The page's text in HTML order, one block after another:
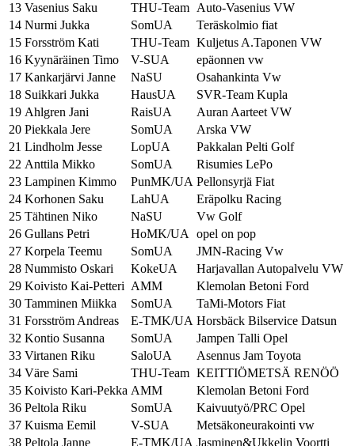
13 Vasenius Saku THU-Team Auto-Vasenius VW
14 Nurmi Jukka SomUA
Teräskolmio fiat
15 Forsström Kati THU-Team Kuljetus A.Taponen VW
16 Kyynäräinen Timo V-SUA
epäonnen vw
17 Kankarjärvi Janne NaSU
Osahankinta Vw
18 Suikkari Jukka HausUA
SVR-Team Kupla
19 Ahlgren Jani RaisUA
Auran Aarteet VW
20 Piekkala Jere SomUA
Arska VW
21 Lindholm Jesse LopUA
Pakkalan Pelti Golf
22 Anttila Mikko SomUA
Risumies LePo
23 Lampinen Kimmo PunMK/UA Pellonsyrjä Fiat
24 Korhonen Saku LahUA
Eräpolku Racing
25 Tähtinen Niko NaSU
Vw Golf
26 Gullans Petri HoMK/UA
opel on pop
27 Korpela Teemu SomUA
JMN-Racing Vw
28 Nummisto Oskari KokeUA
Harjavallan Autopalvelu VW
29 Koivisto Kai-Petteri AMM
Klemolan Betoni Ford
30 Tamminen Miikka SomUA
TaMi-Motors Fiat
31 Forsström Andreas E-TMK/UA Horsbäck Bilservice Datsun
32 Kontio Susanna SomUA
Jampen Talli Opel
33 Virtanen Riku SaloUA
Asennus Jam Toyota
34 Väre Sami THU-Team KEITTIÖMETSÄ RENÖÖ
35 Koivisto Kari-Pekka AMM
Klemolan Betoni Ford
36 Peltola Riku SomUA
Kaivuutyö/PRC Opel
37 Kuisma Eemil V-SUA
Metsäkoneurakointi vw
38 Peltola Janne E-TMK/UA Jasminen&Ukkelin Voortti